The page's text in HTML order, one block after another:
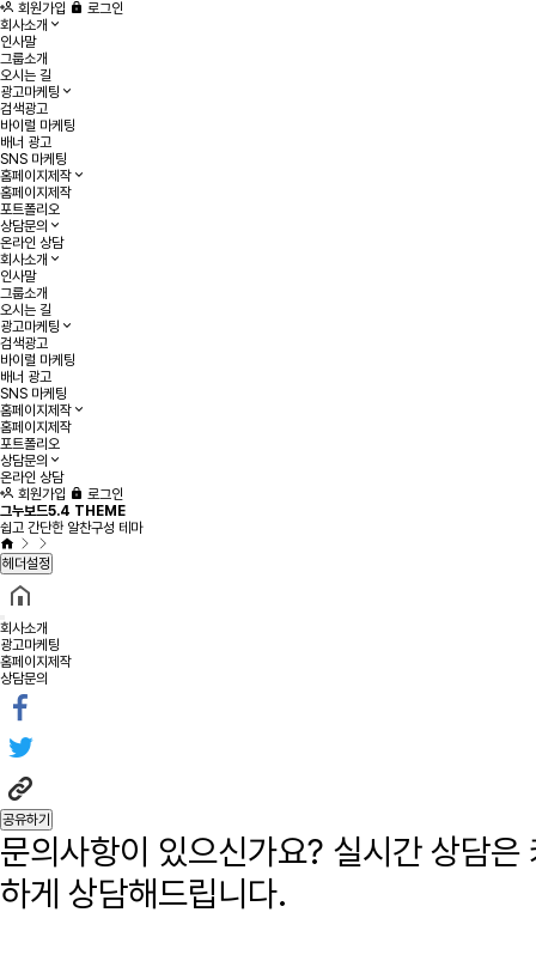
회원가입
로그인
회사소개
인사말
그룹소개
오시는 길
광고마케팅
검색광고
바이럴 마케팅
배너 광고
SNS 마케팅
홈페이지제작
홈페이지제작
포트폴리오
상담문의
온라인 상담
회사소개
인사말
그룹소개
오시는 길
광고마케팅
검색광고
바이럴 마케팅
배너 광고
SNS 마케팅
홈페이지제작
홈페이지제작
포트폴리오
상담문의
온라인 상담
회원가입
로그인
그누보드5.4 THEME
쉽고 간단한 알찬구성 테마
헤더설정
회사소개
광고마케팅
홈페이지제작
상담문의
공유하기
문의사항이 있으신가요? 실시간 상담
하게 상담해드립니다.